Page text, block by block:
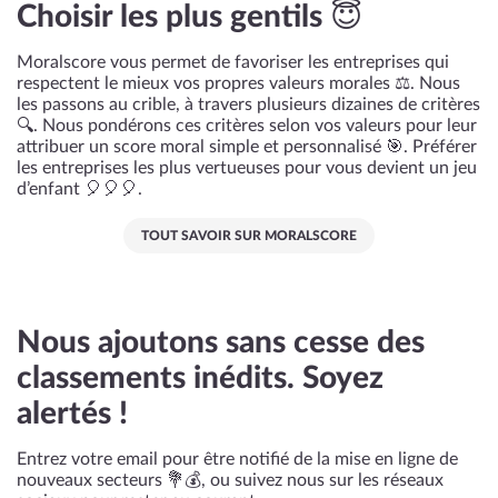
Choisir les plus gentils 😇
Moralscore vous permet de favoriser les entreprises qui
respectent le mieux vos propres valeurs morales ⚖️. Nous
les passons au crible, à travers plusieurs dizaines de critères
🔍. Nous pondérons ces critères selon vos valeurs pour leur
attribuer un score moral simple et personnalisé 🎯. Préférer
les entreprises les plus vertueuses pour vous devient un jeu
d’enfant 🎈🎈🎈.
TOUT SAVOIR SUR MORALSCORE
Nous ajoutons sans cesse des
classements inédits. Soyez
alertés !
Entrez votre email pour être notifié de la mise en ligne de
nouveaux secteurs 💐💰, ou suivez nous sur les réseaux